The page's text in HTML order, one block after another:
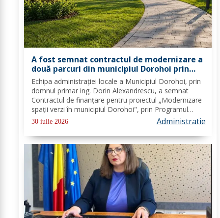
A fost semnat contractul de modernizare a
două parcuri din municipiul Dorohoi prin
fonduri europene
Echipa administrației locale a Municipiul Dorohoi, prin
domnul primar ing. Dorin Alexandrescu, a semnat
Contractul de finanțare pentru proiectul „Modernizare
spații verzi în municipiul Dorohoi", prin Programul
Regional 2021–2027 - Prioritatea de investiții 3. Nord-
30 iulie 2026 Administratie